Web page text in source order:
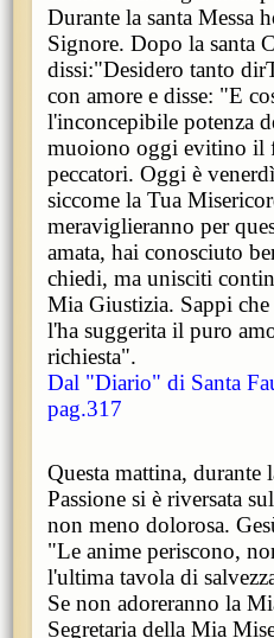
Durante la santa Messa
Signore. Dopo la santa
dissi:"Desidero tanto
con amore e disse: "E
l'inconcepibile potenza
muoiono oggi evitino il
peccatori. Oggi è
siccome la Tua
meraviglieranno per
amata, hai conosciuto
chiedi, ma unisciti
Mia Giustizia. Sappi
l'ha suggerita il puro
richiesta".
Dal "Diario" di Santa
pag.317
Questa mattina, durante
Passione si è riversata
non meno dolorosa.
"Le anime periscono,
l'ultima tavola di
Se non adoreranno la
Segretaria della Mia